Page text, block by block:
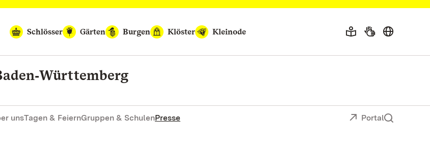
Schlösser
Gärten Burgen Klöster Kleinode
unsTagen & FeiernGruppen & SchulenPresse Portal